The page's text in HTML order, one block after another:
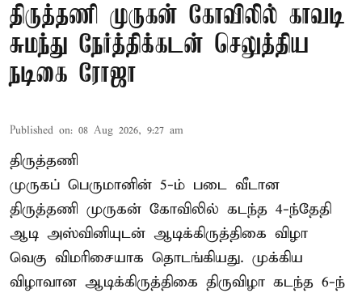
திருத்தணி முருகன் கோவிலில் காவடி
சுமந்து நேர்த்திக்கடன் செலுத்திய
நடிகை ரோஜா
Published on: 08 Aug 2026, 9:27 am
திருத்தணி
முருகப் பெருமானின் 5-ம் படை வீடான
திருத்தணி முருகன் கோவிலில் கடந்த 4-ந்தேதி
ஆடி அஸ்வினியுடன் ஆடிக்கிருத்திகை விழா
வெகு விமரிசையாக தொடங்கியது. முக்கிய
விழாவான ஆடிக்கிருத்திகை திருவிழா கடந்த 6-ந்